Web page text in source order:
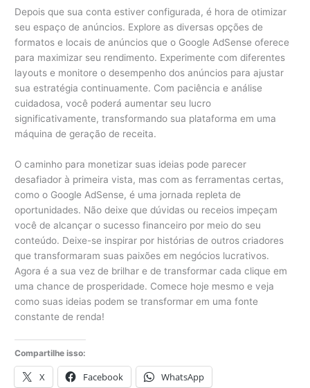
Depois que sua conta estiver configurada, é hora de otimizar
seu espaço de anúncios. Explore as diversas opções de
formatos e locais de anúncios que o Google AdSense oferece
para maximizar seu rendimento. Experimente com diferentes
layouts e monitore o desempenho dos anúncios para ajustar
sua estratégia continuamente. Com paciência e análise
cuidadosa, você poderá aumentar seu lucro
significativamente, transformando sua plataforma em uma
máquina de geração de receita.
O caminho para monetizar suas ideias pode parecer
desafiador à primeira vista, mas com as ferramentas certas,
como o Google AdSense, é uma jornada repleta de
oportunidades. Não deixe que dúvidas ou receios impeçam
você de alcançar o sucesso financeiro por meio do seu
conteúdo. Deixe-se inspirar por histórias de outros criadores
que transformaram suas paixões em negócios lucrativos.
Agora é a sua vez de brilhar e de transformar cada clique em
uma chance de prosperidade. Comece hoje mesmo e veja
como suas ideias podem se transformar em uma fonte
constante de renda!
Compartilhe isso:
X Facebook WhatsApp